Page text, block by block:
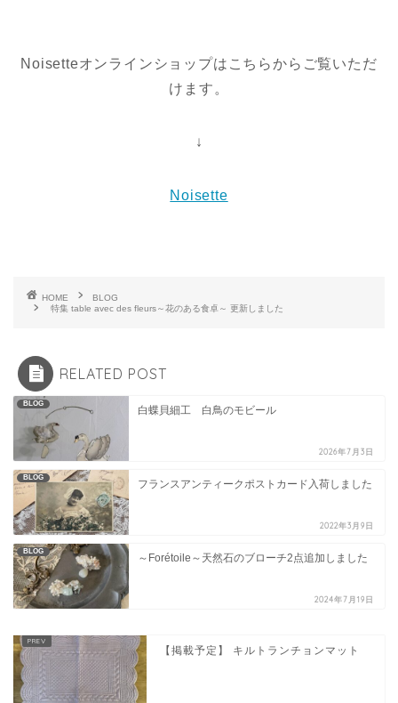
Noisetteオンラインショップはこちらからご覧いただ
けます。
↓
Noisette
HOME
BLOG
特集 table avec des fleurs～花のある食卓～ 更新しました
RELATED POST
BLOG
白蝶貝細工 白鳥のモビール
2026年7月3日
BLOG
フランスアンティークポストカード入荷しました
2022年3月9日
BLOG
～Forétoile～天然石のブローチ2点追加しました
2024年7月19日
【掲載予定】 キルトランチョンマット